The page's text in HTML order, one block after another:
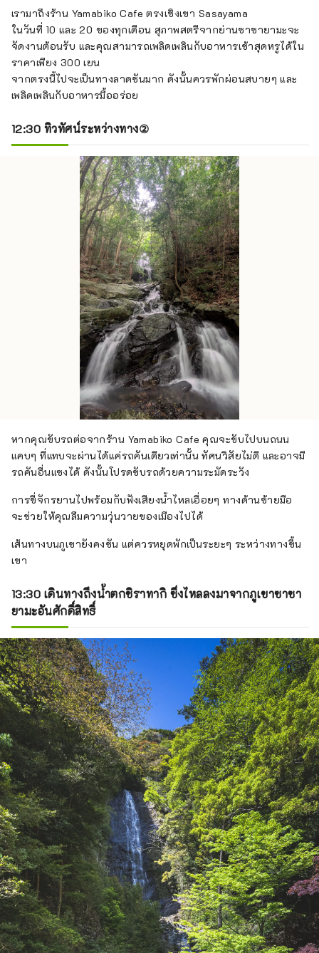
เรามาถึงร้าน Yamabiko Cafe ตรงเชิงเขา Sasayama
ในวันที่ 10 และ 20 ของทุกเดือน สุภาพสตรีจากย่านซาซายามะจะ
จัดงานต้อนรับ และคุณสามารถเพลิดเพลินกับอาหารเช้าสุดหรูได้ใน
ราคาเพียง 300 เยน
จากตรงนี้ไปจะเป็นทางลาดชันมาก ดังนั้นควรพักผ่อนสบายๆ และ
เพลิดเพลินกับอาหารมื้ออร่อย
12:30 ทิวทัศน์ระหว่างทาง②
หากคุณขับรถต่อจากร้าน Yamabiko Cafe คุณจะขับไปบนถนน
แคบๆ ที่แทบจะผ่านได้แค่รถคันเดียวเท่านั้น ทัศนวิสัยไม่ดี และอาจมี
รถคันอื่นแซงได้ ดังนั้นโปรดขับรถด้วยความระมัดระวัง
การขี่จักรยานไปพร้อมกับฟังเสียงน้ำไหลเอื่อยๆ ทางด้านซ้ายมือ
จะช่วยให้คุณลืมความวุ่นวายของเมืองไปได้
เส้นทางบนภูเขายังคงชัน แต่ควรหยุดพักเป็นระยะๆ ระหว่างทางขึ้น
เขา
13:30 เดินทางถึงน้ำตกชิราทากิ ซึ่งไหลลงมาจากภูเขาซาซา
ยามะอันศักดิ์สิทธิ์